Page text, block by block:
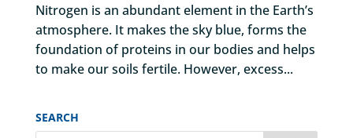
Nitrogen is an abundant element in the Earth’s
atmosphere. It makes the sky blue, forms the
foundation of proteins in our bodies and helps
to make our soils fertile. However, excess...
SEARCH